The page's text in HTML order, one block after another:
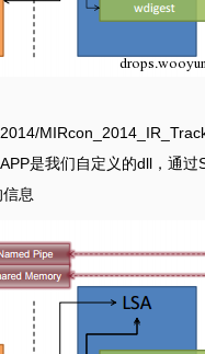
是我们自定义的dll，通过
息